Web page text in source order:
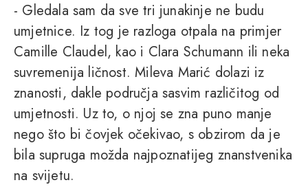
- Gledala sam da sve tri junakinje ne budu
umjetnice. Iz tog je razloga otpala na primjer
Camille Claudel, kao i Clara Schumann ili neka
suvremenija ličnost. Mileva Marić dolazi iz
znanosti, dakle područja sasvim različitog od
umjetnosti. Uz to, o njoj se zna puno manje
nego što bi čovjek očekivao, s obzirom da je
bila supruga možda najpoznatijeg znanstvenika
na svijetu.